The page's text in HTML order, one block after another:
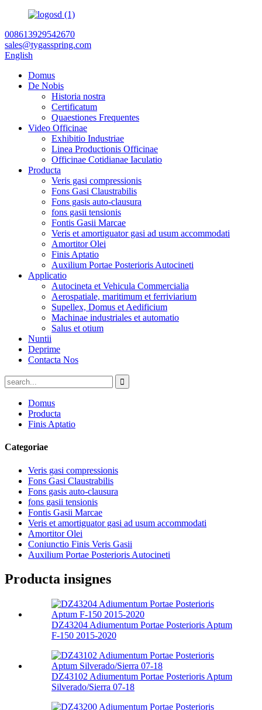
008613929542670
sales@tygasspring.com
English
Domus
De Nobis
Historia nostra
Certificatum
Quaestiones Frequentes
Video Officinae
Exhibitio Industriae
Linea Productionis Officinae
Officinae Cotidianae Iaculatio
Producta
Veris gasi compressionis
Fons Gasi Claustrabilis
Fons gasis auto-clausura
fons gasii tensionis
Fontis Gasii Marcae
Veris et amortiguator gasi ad usum accommodati
Amortitor Olei
Finis Aptatio
Auxilium Portae Posterioris Autocineti
Applicatio
Autocineta et Vehicula Commercialia
Aerospatiale, maritimum et ferriviarium
Supellex, Domus et Aedificium
Machinae industriales et automatio
Salus et otium
Nuntii
Deprime
Contacta Nos
Domus
Producta
Finis Aptatio
Categoriae
Veris gasi compressionis
Fons Gasi Claustrabilis
Fons gasis auto-clausura
fons gasii tensionis
Fontis Gasii Marcae
Veris et amortiguator gasi ad usum accommodati
Amortitor Olei
Coniunctio Finis Veris Gasii
Auxilium Portae Posterioris Autocineti
Producta insignes
DZ43204 Adiumentum Portae Posterioris Aptum
F-150 2015-2020
DZ43102 Adiumentum Portae Posterioris Aptum
Silverado/Sierra 07-18